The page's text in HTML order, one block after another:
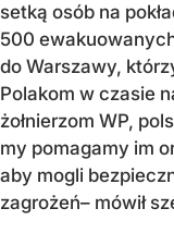
setką osób na
500
do Warszawy,
Polakom w czasie
żołnierzom WP,
my pomagamy im
aby mogli
zagrożeń– mówił